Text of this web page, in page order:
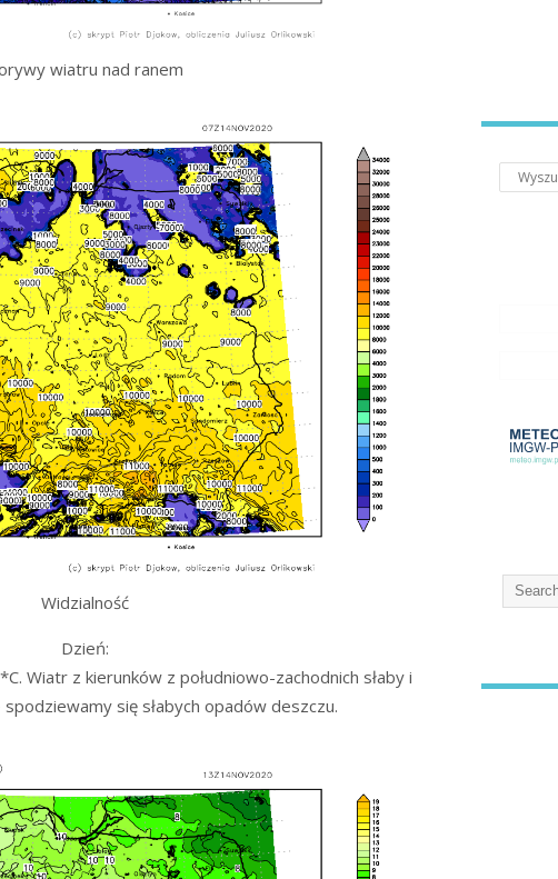
wiatru nad ranem
Widzialność
Dzień:
Wiatr z kierunków z południowo-zachodnich słaby i
się słabych opadów deszczu.